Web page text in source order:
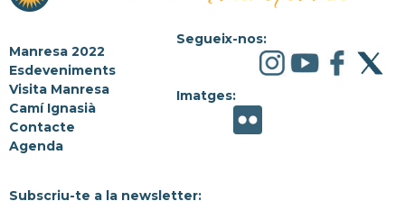
Manresa 2022
Esdeveniments
Visita Manresa
Camí Ignasià
Contacte
Agenda
Segueix-nos:
Imatges:
Subscriu-te a la newsletter: